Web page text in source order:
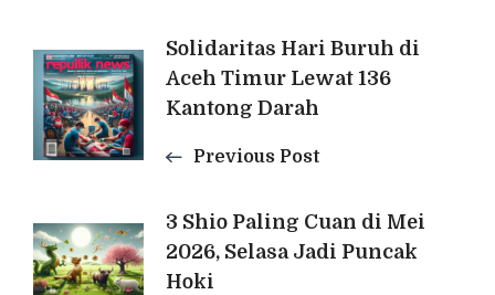
Post
Navigation
Solidaritas Hari Buruh di
Aceh Timur Lewat 136
Kantong Darah
Previous Post
3 Shio Paling Cuan di Mei
2026, Selasa Jadi Puncak
Hoki